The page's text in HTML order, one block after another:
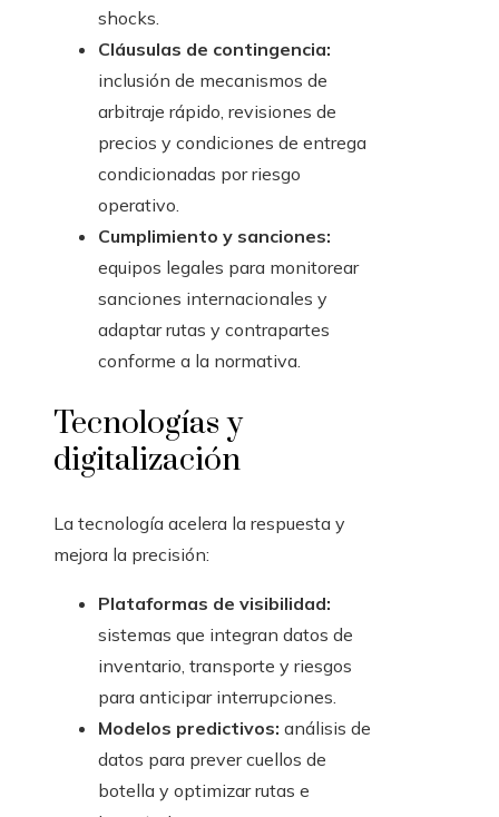
shocks.
Cláusulas de contingencia:
inclusión de mecanismos de
arbitraje rápido, revisiones de
precios y condiciones de entrega
condicionadas por riesgo
operativo.
Cumplimiento y sanciones:
equipos legales para monitorear
sanciones internacionales y
adaptar rutas y contrapartes
conforme a la normativa.
Tecnologías y
digitalización
La tecnología acelera la respuesta y
mejora la precisión:
Plataformas de visibilidad:
sistemas que integran datos de
inventario, transporte y riesgos
para anticipar interrupciones.
Modelos predictivos: análisis de
datos para prever cuellos de
botella y optimizar rutas e